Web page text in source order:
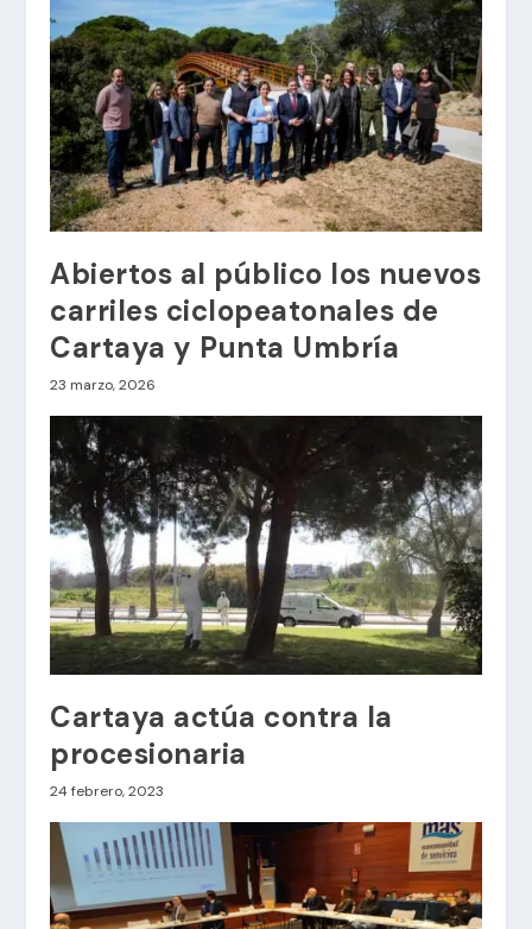
Abiertos al público los nuevos
carriles ciclopeatonales de
Cartaya y Punta Umbría
23 marzo, 2026
Cartaya actúa contra la
procesionaria
24 febrero, 2023